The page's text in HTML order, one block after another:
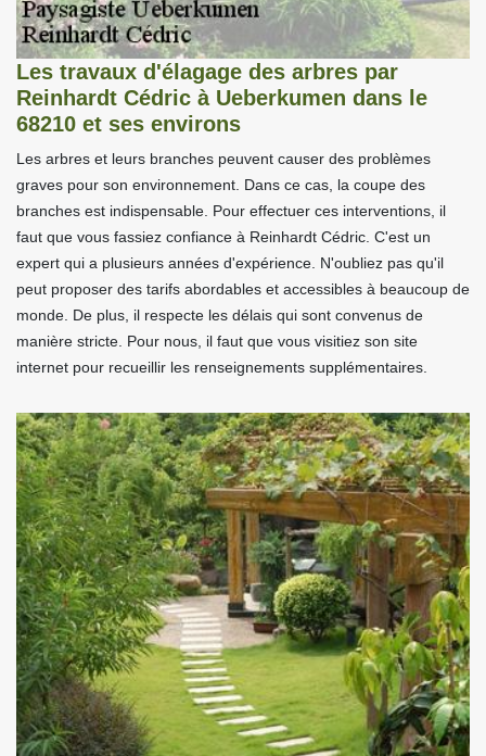
Les travaux d'élagage des arbres par
Reinhardt Cédric à Ueberkumen dans le
68210 et ses environs
Les arbres et leurs branches peuvent causer des problèmes
graves pour son environnement. Dans ce cas, la coupe des
branches est indispensable. Pour effectuer ces interventions, il
faut que vous fassiez confiance à Reinhardt Cédric. C'est un
expert qui a plusieurs années d'expérience. N'oubliez pas qu'il
peut proposer des tarifs abordables et accessibles à beaucoup de
monde. De plus, il respecte les délais qui sont convenus de
manière stricte. Pour nous, il faut que vous visitiez son site
internet pour recueillir les renseignements supplémentaires.